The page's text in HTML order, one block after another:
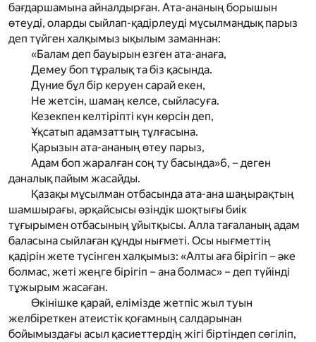
бағдаршамына айналдырған. Ата-ананың борышын
өтеуді, оларды сыйлап-қадірлеуді мұсылмандық парыз
деп түйген халқымыз ықылым заманнан:
«Балам деп бауырын езген ата-анаға,
Демеу боп тұралық та біз қасында.
Дүние бұл бір керуен сарай екен,
Не жетсін, шамаң келсе, сыйласуға.
Кезекпен келтіріпті күн көрсін деп,
Ұқсатып адамзаттың тұлғасына.
Қарызын ата-ананың өтеу парыз,
Адам боп жаралған соң ту басында»6, – деген
даналық пайым жасайды.
Қазақы мұсылман отбасында ата-ана шаңырақтың
шамшырағы, әрқайсысы өзіндік шоқтығы биік
тұғырымен отбасының ұйытқысы. Алла тағаланың адам
баласына сыйлаған құнды нығметі. Осы нығметтің
қадірін жете түсінген халқымыз: «Алты аға бірігіп – әке
болмас, жеті жеңге бірігіп – ана болмас» – деп түйінді
тұжырым жасаған.
Өкінішке қарай, елімізде жетпіс жыл туын
желбіреткен атеистік қоғамның салдарынан
бойымыздағы асыл қасиеттердің жігі біртіндеп сөгіліп,